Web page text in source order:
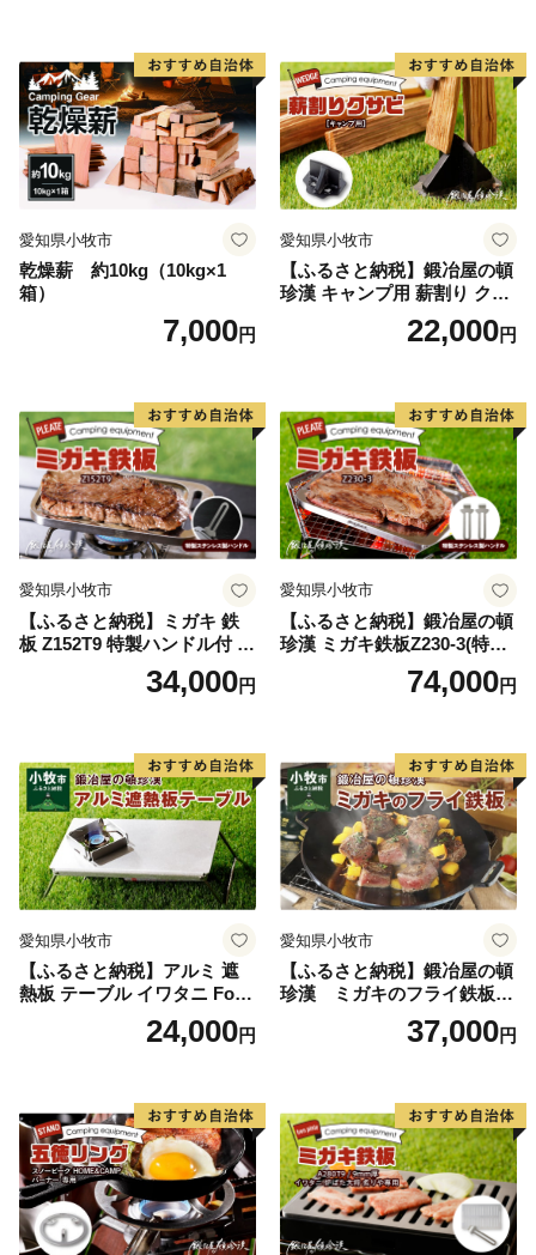
愛知県小牧市
乾燥薪 約10kg（10kg×1
箱）
7,000円
愛知県小牧市
【ふるさと納税】鍛冶屋の頓
珍漢 キャンプ用 薪割り クサ
ビ 簡単に割れる 転びにくい
ソロキャンプ 女性 お子様 黒
り寄せ 愛知県 小牧市 送料無
料
22,000円
愛知県小牧市
【ふるさと納税】ミガキ 鉄
板 Z152T9 特製ハンドル付 鍛
冶屋の頓珍漢 メスティン収
納可能 キャンプ アウトドア
用品 キャンプギア 鉄板料理
日本製 愛知県 送料無料
34,000円
愛知県小牧市
【ふるさと納税】鍛冶屋の頓
珍漢 ミガキ鉄板Z230-3(特製
ハンドル付)キャンプ アウト
ドア BBQ グランピング 極厚
日本製
74,000円
愛知県小牧市
【ふるさと納税】アルミ 遮
熱板 テーブル イワタニ Fore
Winds Micro Camp Stove F
W-MS01専用 折り畳みテーブ
ソロ ソロキャンプ グランピ
ング バーナー 風防 鍛冶屋の
頓珍漢 愛知県 小牧市 送料無
料
24,000円
愛知県小牧市
【ふるさと納税】鍛冶屋の頓
珍漢 ミガキのフライ鉄板
F220S アウトドア キャンプ
ソロ ソロキャンプ グランピ
37,000円